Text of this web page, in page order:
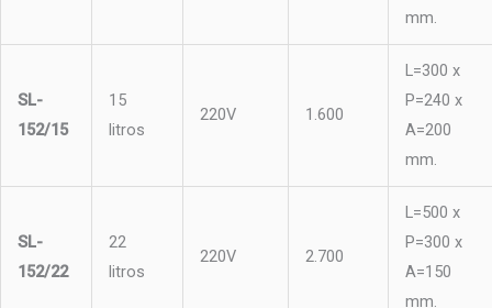
mm.
SL-
152/15
15
litros
220V 1.600
L=300 x
P=240 x
A=200
mm.
SL-
152/22
22
litros
220V 2.700
L=500 x
P=300 x
A=150
mm.